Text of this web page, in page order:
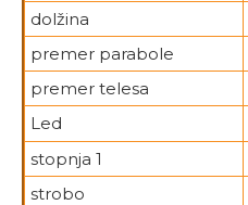
dolžina
premer parabole
premer telesa
Led
stopnja 1
strobo